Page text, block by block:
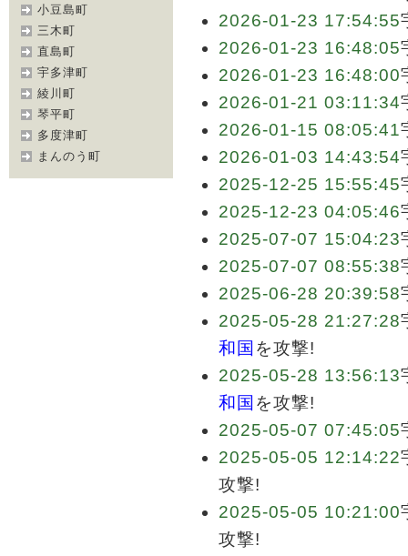
小豆島町
三木町
直島町
宇多津町
綾川町
琴平町
多度津町
まんのう町
2026-01-23 17:54:55
2026-01-23 16:48:05
2026-01-23 16:48:00
2026-01-21 03:11:34
2026-01-15 08:05:41
2026-01-03 14:43:54
2025-12-25 15:55:45
2025-12-23 04:05:46
2025-07-07 15:04:23
2025-07-07 08:55:38
2025-06-28 20:39:58
2025-05-28 21:27:28
和国 を攻撃!
2025-05-28 13:56:13
和国 を攻撃!
2025-05-07 07:45:05
2025-05-05 12:14:22
攻撃!
2025-05-05 10:21:00
攻撃!